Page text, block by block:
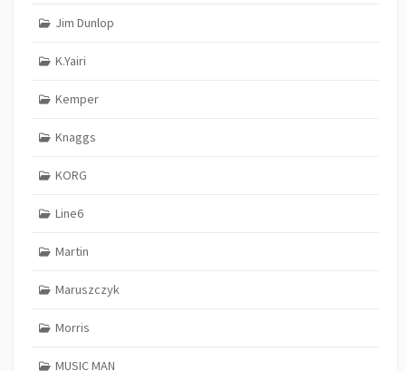
Jim Dunlop
K.Yairi
Kemper
Knaggs
KORG
Line6
Martin
Maruszczyk
Morris
MUSIC MAN